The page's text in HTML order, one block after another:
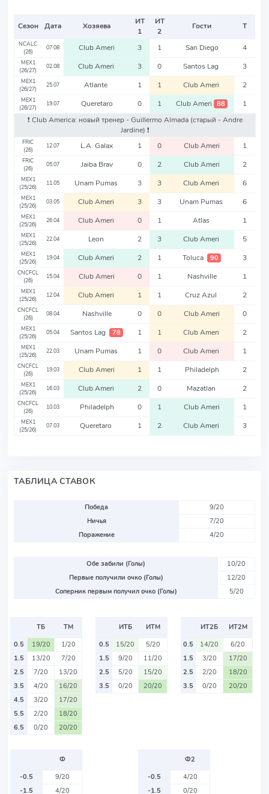
Сезон Дата Хозяева
ИТ
1
ИТ
2
Гости Т
NCALC
(26)
07.08 Club Ameri 3 1 San Diego 4
MEX1
(26/27)
02.08 Club Ameri 3 0 Santos Lag 3
MEX1
(26/27)
25.07 Atlante 1 1 Club Ameri 2
MEX1
(26/27)
19.07 Queretaro 0 1 Club Ameri 88
1
❗️ Club America: новый тренер - Guillermo Almada (старый - Andre
Jardine) ❗️
FRIC
(26)
12.07 L.A. Galax 1 0 Club Ameri 1
FRIC
(26)
05.07 Jaiba Brav 0 2 Club Ameri 2
MEX1
(25/26)
11.05 Unam Pumas 3 3 Club Ameri 6
MEX1
(25/26)
03.05 Club Ameri 3 3 Unam Pumas 6
MEX1
(25/26)
26.04 Club Ameri 0 1 Atlas 1
MEX1
(25/26)
22.04 Leon 2 3 Club Ameri 5
MEX1
(25/26)
19.04 Club Ameri 2 1 Toluca 90 3
CNCFCL
(26)
15.04 Club Ameri 0 1 Nashville 1
MEX1
(25/26)
12.04 Club Ameri 1 1 Cruz Azul 2
CNCFCL
(26)
08.04 Nashville 0 0 Club Ameri 0
MEX1
(25/26)
05.04 Santos Lag 78 1 1 Club Ameri 2
MEX1
(25/26)
22.03 Unam Pumas 1 0 Club Ameri 1
CNCFCL
(26)
19.03 Club Ameri 1 1 Philadelph 2
MEX1
(25/26)
16.03 Club Ameri 2 0 Mazatlan 2
CNCFCL
(26)
10.03 Philadelph 0 1 Club Ameri 1
MEX1
(25/26)
07.03 Queretaro 1 2 Club Ameri 3
ТАБЛИЦА СТАВОК
Победа
9/20
Ничья
7/20
Поражение
4/20
Обе забили (Голы)
10/20
Первые получили очко (Голы)
12/20
Соперник первым получил очко (Голы)
5/20
ТБ
ТМ
0.5
19/20
1/20
1.5
13/20
7/20
2.5
7/20
13/20
3.5
4/20
16/20
4.5
3/20
17/20
5.5
2/20
18/20
6.5
0/20 20/20
ИТБ
ИТМ
0.5
15/20
5/20
1.5
9/20
11/20
2.5
5/20
15/20
3.5
0/20 20/20
ИТ2Б
ИТ2М
0.5
14/20
6/20
1.5
3/20
17/20
2.5
2/20
18/20
3.5
0/20 20/20
Ф
-0.5
9/20
-1.5
4/20
Ф2
-0.5
4/20
-1.5
0/20